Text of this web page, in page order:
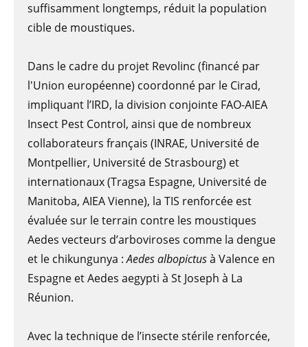
suffisamment longtemps, réduit la population
cible de moustiques.
Dans le cadre du projet Revolinc (financé par
l'Union européenne) coordonné par le Cirad,
impliquant l’IRD, la division conjointe FAO-AIEA
Insect Pest Control, ainsi que de nombreux
collaborateurs français (INRAE, Université de
Montpellier, Université de Strasbourg) et
internationaux (Tragsa Espagne, Université de
Manitoba, AIEA Vienne), la TIS renforcée est
évaluée sur le terrain contre les moustiques
Aedes vecteurs d’arboviroses comme la dengue
et le chikungunya :Aedes albopictusà Valence en
Espagne et Aedes aegypti à St Joseph à La
Réunion.
Avec la technique de l’insecte stérile renforcée,